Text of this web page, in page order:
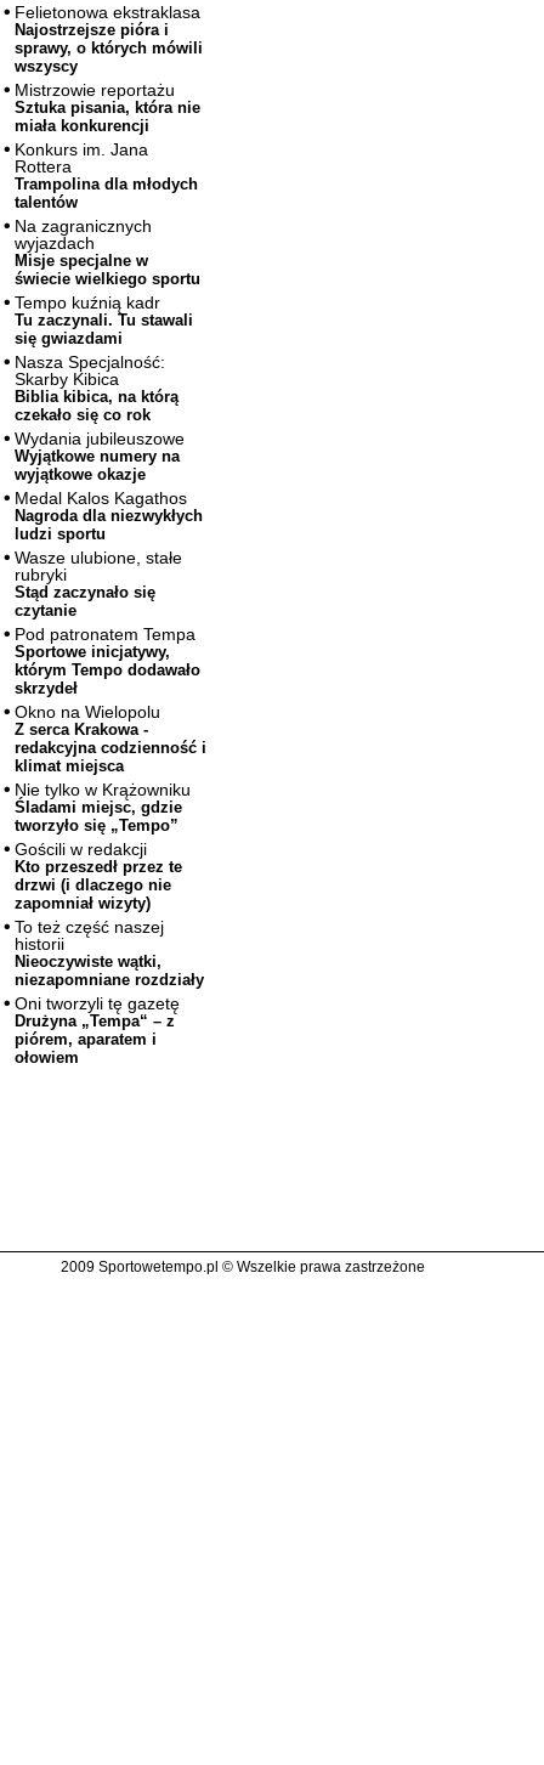
Felietonowa ekstraklasa
Najostrzejsze pióra i
sprawy, o których mówili
wszyscy
Mistrzowie reportażu
Sztuka pisania, która nie
miała konkurencji
Konkurs im. Jana
Rottera
Trampolina dla młodych
talentów
Na zagranicznych
wyjazdach
Misje specjalne w
świecie wielkiego sportu
Tempo kuźnią kadr
Tu zaczynali. Tu stawali
się gwiazdami
Nasza Specjalność:
Skarby Kibica
Biblia kibica, na którą
czekało się co rok
Wydania jubileuszowe
Wyjątkowe numery na
wyjątkowe okazje
Medal Kalos Kagathos
Nagroda dla niezwykłych
ludzi sportu
Wasze ulubione, stałe
rubryki
Stąd zaczynało się
czytanie
Pod patronatem Tempa
Sportowe inicjatywy,
którym Tempo dodawało
skrzydeł
Okno na Wielopolu
Z serca Krakowa -
redakcyjna codzienność i
klimat miejsca
Nie tylko w Krążowniku
Śladami miejsc, gdzie
tworzyło się „Tempo”
Gościli w redakcji
Kto przeszedł przez te
drzwi (i dlaczego nie
zapomniał wizyty)
To też część naszej
historii
Nieoczywiste wątki,
niezapomniane rozdziały
Oni tworzyli tę gazetę
Drużyna „Tempa“ – z
piórem, aparatem i
ołowiem
2009 Sportowetempo.pl © Wszelkie prawa zastrzeżone